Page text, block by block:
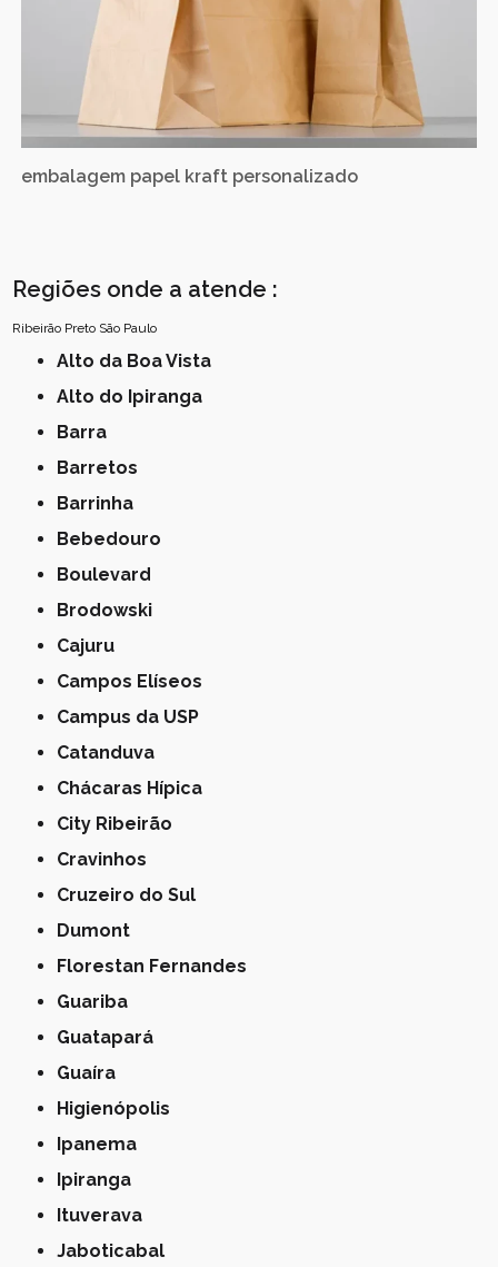
embalagem papel kraft personalizado
Regiões onde a atende :
Ribeirão Preto São Paulo
Alto da Boa Vista
Alto do Ipiranga
Barra
Barretos
Barrinha
Bebedouro
Boulevard
Brodowski
Cajuru
Campos Elíseos
Campus da USP
Catanduva
Chácaras Hípica
City Ribeirão
Cravinhos
Cruzeiro do Sul
Dumont
Florestan Fernandes
Guariba
Guatapará
Guaíra
Higienópolis
Ipanema
Ipiranga
Ituverava
Jaboticabal